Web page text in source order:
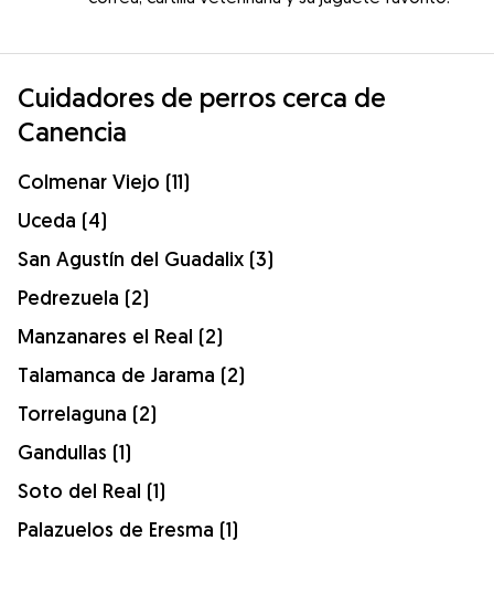
Cuidadores de perros cerca de
Canencia
Colmenar Viejo (11)
Uceda (4)
San Agustín del Guadalix (3)
Pedrezuela (2)
Manzanares el Real (2)
Talamanca de Jarama (2)
Torrelaguna (2)
Gandullas (1)
Soto del Real (1)
Palazuelos de Eresma (1)